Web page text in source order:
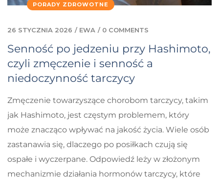
PORADY ZDROWOTNE
26 STYCZNIA 2026 / EWA / 0 COMMENTS
Senność po jedzeniu przy Hashimoto,
czyli zmęczenie i senność a
niedoczynność tarczycy
Zmęczenie towarzyszące chorobom tarczycy, takim
jak Hashimoto, jest częstym problemem, który
może znacząco wpływać na jakość życia. Wiele osób
zastanawia się, dlaczego po posiłkach czują się
ospałe i wyczerpane. Odpowiedź leży w złożonym
mechanizmie działania hormonów tarczycy, które